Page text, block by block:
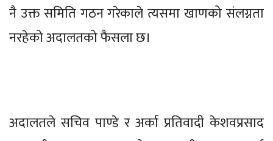
नै उक्त समिति गठन गरेकाले त्यसमा खाणको संलग्नता
नरहेको अदालतको फैसला छ।
अदालतले सचिव पाण्डे र अर्का प्रतिवादी केशवप्रसाद